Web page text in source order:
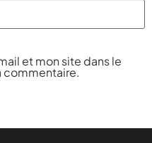
et mon site dans le
commentaire.